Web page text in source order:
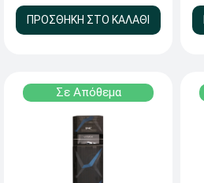
ΠΡΟΣΘΗΚΗ ΣΤΟ ΚΑΛΑΘΙ
Σε Απόθεμα